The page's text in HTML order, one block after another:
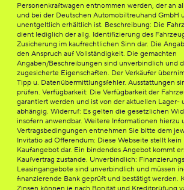
Personenkraftwagen entnommen werden, der an
und bei der Deutschen Automobiltreuhand GmbH
unentgeltlich erhältlich ist. Beschreibung: Die
dient lediglich der allg. Identifizierung des
Zusicherung im kaufrechtlichen Sinn dar. Die
den Anspruch auf Vollständigkeit. Die gemachten
Angaben/Beschreibungen sind unverbindlich und
zugesicherte Eigenschaften. Der Verkäufer
Tipp u. Datenübermittlungsfehler. Ausstattungen
prüfen. Verfügbarkeit: Die Verfügbarkeit der
garantiert werden und ist von der aktuellen Lager-
abhängig. Widerruf: Es gelten die gesetzlichen
insofern anwendbar. Weitere Informationen hierzu
Vertragsbedingungen entnehmen Sie bitte dem
Invitatio ad Offerendum: Diese Webseite stellt kein
Kaufangebot dar. Ein bindendes Angebot kommt
Kaufvertrag zustande. Unverbindlich:
Leasingangebote sind unverbindlich und müssen
finanzierende Bank geprüft und bestätigt werden.